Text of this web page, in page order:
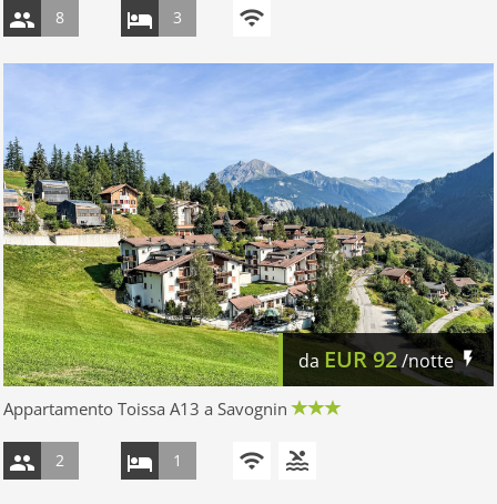
8 3
da EUR92/notte
Appartamento Toissa A13 a Savognin
2 1